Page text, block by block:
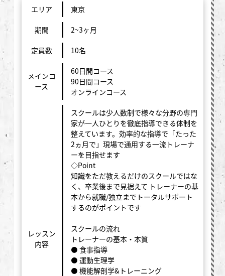
エリア
東京
期間 2~3ヶ月
定員数 10名
メインコ
ース
60日間コース
90日間コース
オンラインコース
レッスン
内容
スクールは少人数制で様々な分野の専門
家が一人ひとりを徹底指導できる体制を
整えています。効率的な指導で「たった
2ヵ月で」現場で通用する一流トレーナ
ーを目指せます
◇Point
知識をただ教えるだけのスクールではな
く、卒業後まで見据えて トレーナーの基
本から就職/独立までトータルサポート
するのがポイントです
スクールの流れ
トレーナーの基本・本質
⚫ 食事指導
⚫ 運動生理学
⚫ 機能解剖学&トレーニング